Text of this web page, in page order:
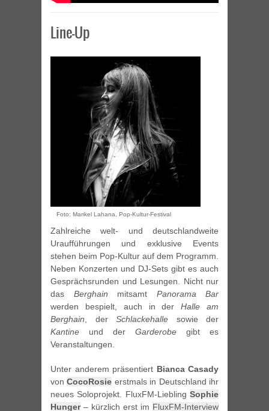
Line-Up
Foto: Marikel Lahana, Pop-Kultur-Festival
Zahlreiche welt- und deutschlandweite
Uraufführungen und exklusive Events
stehen beim Pop-Kultur auf dem Programm.
Neben Konzerten und DJ-Sets gibt es auch
Gesprächsrunden und Lesungen. Nicht nur
das Berghain mitsamt Panorama Bar
werden bespielt, auch in derHalle am
Berghain, der Schlackehalle sowie der
Kantine und der Garderobe gibt es
Veranstaltungen.
Unter anderem präsentiert Bianca Casady
vonCocoRosie erstmals in Deutschland ihr
neues Soloprojekt. FluxFM-Liebling Sophie
Hunger– kürzlich erst im FluxFM-Interview